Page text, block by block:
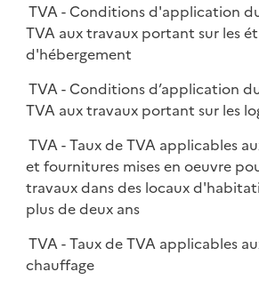
TVA - Conditions d'application
TVA aux travaux portant sur les
d'hébergement
TVA - Conditions d’application
TVA aux travaux portant sur les
TVA - Taux de TVA applicables
et fournitures mises en oeuvre
travaux dans des locaux
plus de deux ans
TVA - Taux de TVA applicables
chauffage